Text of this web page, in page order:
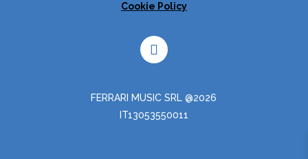
Cookie Policy
FERRARI MUSIC SRL @2026
IT13053550011